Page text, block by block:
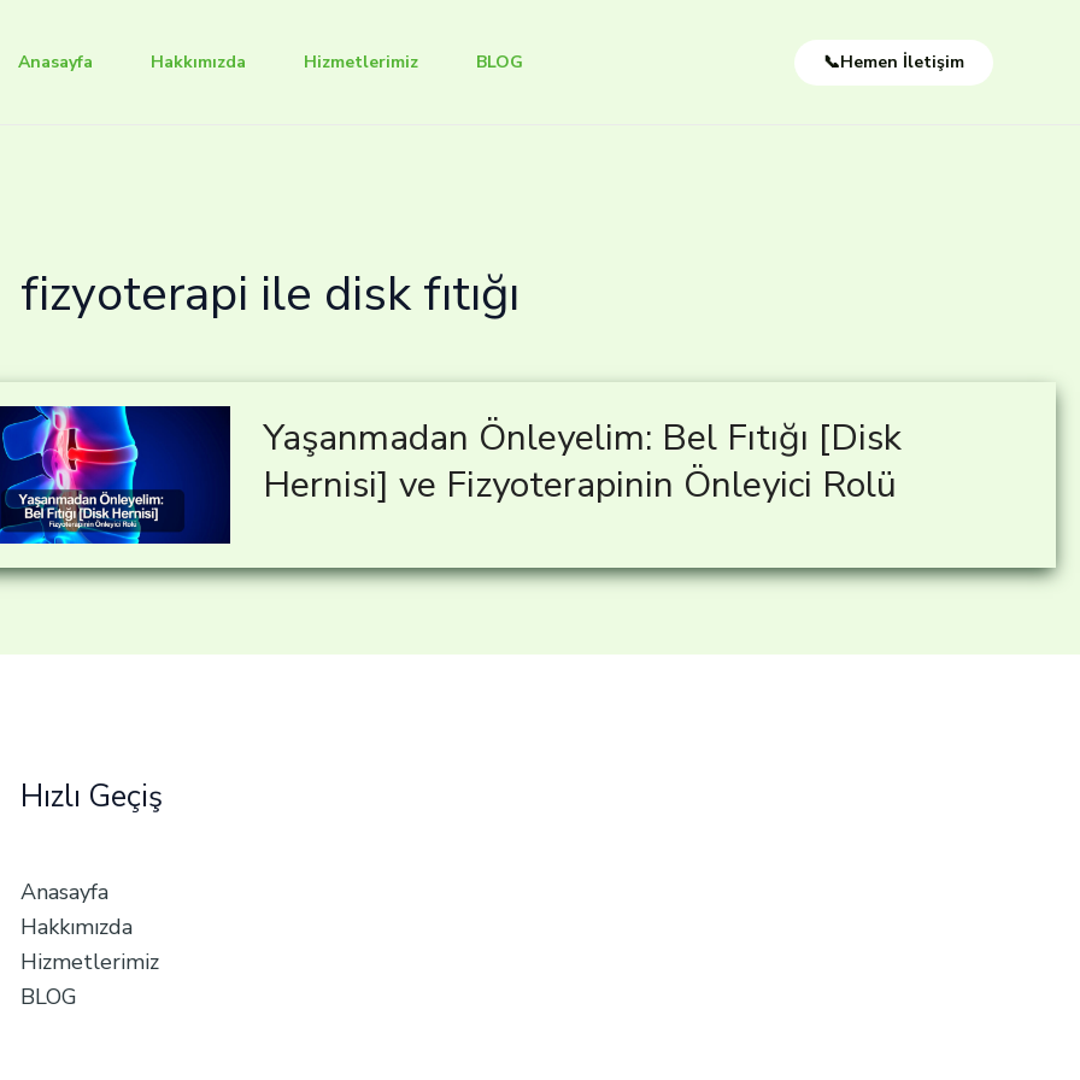
Anasayfa Hakkımızda Hizmetlerimiz BLOG 📞Hemen İletişim
fizyoterapi ile disk fıtığı
Yaşanmadan Önleyelim: Bel Fıtığı [Disk
Hernisi] ve Fizyoterapinin Önleyici Rolü
Hızlı Geçiş
Anasayfa
Hakkımızda
Hizmetlerimiz
BLOG